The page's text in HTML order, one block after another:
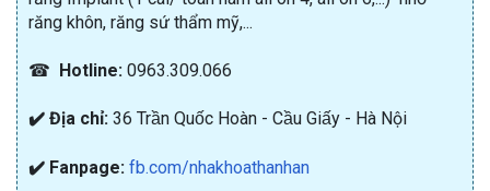
răng khôn, răng sứ thẩm mỹ,...
☎ Hotline: 0963.309.066
✔️ Địa chỉ: 36 Trần Quốc Hoàn - Cầu Giấy - Hà Nội
✔️ Fanpage: fb.com/nhakhoathanhan